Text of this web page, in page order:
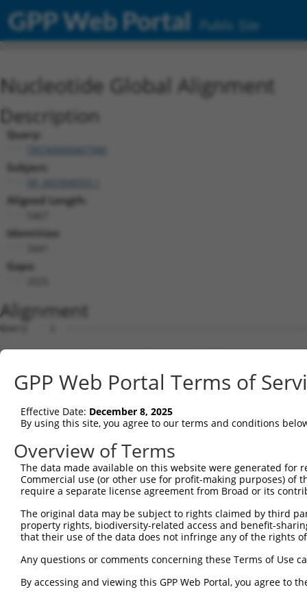
GPP Web Portal Public Site
Nucleotide Global Alignment
Description
Query:
TRCN0000467940
Subject:
Aligned Length:
Identities:
Gaps:
Alignment
Query    1  --------------------------------------------------------------------------  0
                                                                                      
Sbjct    1  ACTATATTGAAACATTACAACCATCTTTTGATGGCAACACCCTGAGGACCTCCCTTTTCCAGATGGGGAAACTG  74

Query    1  --------------------------------------------------------------------------  0
                                                                                      
Sbjct   75  AGGCCCAGAATTGCTAAGTGGCTTGCTTGAGTTGACACAGGGAGCTCCAGGACTCACCCTCAGCTGAGCCACCT  148

Query    1  ---------ATGCCTCTGCGCCACTGGGGGATGGCCAGGGGCAGTAAGCCCGTTGGGGATGGAGCCCAGCCCAT  65
                     |||||||||||||||||||||||||||||||||||||||||||||||||||||||||||||||||
Sbjct  149  GCCGGGAGCATGCCTCTGCGCCACTGGGGGATGGCCAGGGGCAGTAAGCCCGTTGGGGATGGAGCCCAGCCCAT  222

Query   66  GGCTGCCATGGGAGGCCTGAAGGTGCTTCTGCACTGGGCTGGTCCAGGCGGCGGGGAGCCCTGGGTCACTTTCA  139
            ||||||||||||||||||||||||||||||||||||||||||||||||||||||||||||||||||||||||||
Sbjct  223  GGCTGCCATGGGAGGCCTGAAGGTGCTTCTGCACTGGGCTGGTCCAGGCGGCGGGGAGCCCTGGGTCACTTTCA  296

Query  140  GTGAGTCATCGCTGACAGCTGAGGAAGTCTGCATCCACATTGCACATAAAGTTGGTATCACTCCTCCTTGCTTC  213
            ||||||||||||||||||||||||||||||||||||||||||||||||||||||||||||||||||||||||||
Sbjct  297  GTGAGTCATCGCTGACAGCTGAGGAAGTCTGCATCCACATTGCACATAAAGTTGGTATCACTCCTCCTTGCTTC  370

Query  214  AATCTCTTTGCCCTCTTCGATGCTCAGGCCCAAGTCTGGTTGCCCCCAAACCACATCCTAGAGATCCCCAGAGA  287
            ||||||||||||||||||||||||||||||||||||||||||||||||||||||||||||||||||||||||||
Sbjct  371  AATCTCTTTGCCCTCTTCGATGCTCAGGCCCAAGTCTGGTTGCCCCCAAACCACATCCTAGAGATCCCCAGAGA  444

Query  288  TGCAAGCCTGATGCTATATTTCCGCATAAGGTTTTATTTCCGGAACTGGCATGGCATGAATCCTCGGGAACCGG  361
            ||||||||||||||||||||||||||||||||||||||||||||||||||||||||||||||||||||||||||
Sbjct  445  TGCAAGCCTGATGCTATATTTCCGCATAAGGTTTTATTTCCGGAACTGGCATGGCATGAATCCTCGGGAACCGG  518

Query  362  CTGTGTACCGTTGTGGGCCCCCAGGAACCGAGGCATCCTCAGATCAGACAGCACAGGGGATGCAACTCCTGGAC  435
            ||||||||||||||||||||||||||||||||||||||||||||||||||||||||||||||||||||||||||
Sbjct  519  CTGTGTACCGTTGTGGGCCCCCAGGAACCGAGGCATCCTCAGATCAGACAGCACAGGGGATGCAACTCCTGGAC  592

Query  436  CCAGCCTCATTTGAGTACCTCTTTGAGCAGGGCAAGCATGAGTTTGTGAATGACGTGGCATCACTGTGGGAGCT  509
            ||||||||||||||||||||||||||||||||||||||||||||||||||||||||||||||||||||||||||
Sbjct  593  CCAGCCTCATTTGAGTACCTCTTTGAGCAGGGCAAGCATGAGTTTGTGAATGACGTGGCATCACTGTGGGAGCT  666

Query  510  GTCGACCGAGGAGGAGATCCACCACTTTAAGAATGAGAGCCTGGGCATGGCCTTTCTGCACCTCTGTCACCTCG  583
            ||||||||||||||||||||||||||||||||||||||||||||||||||||||||||||||||||||||||||
Sbjct  667  GTCGACCGAGGAGGAGATCCACCACTTTAAGAATGAGAGCCTGGGCATGGCCTTTCTGCACCTCTGTCACCTCG  740

Query  584  CTCTCCGCCATGGCATCCCCCTGGAGGAGGTGGCCAAGAAGACCAGCTTCAAGGACTGCATCCCGCGCTCCTTC  657
            ||||||||||||||||||||||||||||||||||||||||||||||||||||||||||||||||||||||||||
Sbjct  741  CTCTCCGCCATGGCATCCCCCTGGAGGAGGTGGCCAAGAAGACCAGCTTCAAGGACTGCATCCCGCGCTCCTTC  814

Query  658  CGCCGGCATATCCGGCAGCACAGCGCCCTGACCCGGCTGCGCCTTCGGAACGTCTTCCGCAGGTTCCTGCGGGA  731
            ||||||||||||||||||||||||||||||||||||||||||||||||||||||||||||||||||||||||||
Sbjct  815  CGCCGGCATATCCGGCAGCACAGCGCCCTGACCCGGCTGCGCCTTCGGAACGTCTTCCGCAGGTTCCTGCGGGA  888

Query  732  CTTCCAGCCGGGCCGACTCTCCCAGCAGATGGTCATGGTCAAATACCTAGCCACACTCGAGCGGCTGGCACCCC  805
            ||||||||||||||||||||||||||||||||||||||||||||||||||||||||||||||||||||||||||
Sbjct  889  CTTCCAGCCGGGCCGACTCTCCCAGCAGATGGTCATGGTCAAATACCTAGCCACACTCGAGCGGCTGGCACCCC  962

Query  806  GCTTCGGCACAGAGCGTGTGCCCGTGTGCCACCTGAGGCTGCTGGCCCAGGCCGAGGGGGAGCCCTGCTACATC  879
            ||||||||||||||||||||||||||||||||||||||||||||||||||||||||||||||||||||||||||
Sbjct  963  GCTTCGGCACAGAGCGTGTGCCCGTGTGCCACCTGAGGCTGCTGGCCCAGGCCGAGGGGGAGCCCTGCTACATC  1036

Query  880  CGGGACAGTGGGGTGGCCCCTACAGACCCTGGCCCTGAGTCTGCTGCTGGGCCCCCAACCCACGAGGTGCTGGT  953
            ||||||||||||||||||||||||||||||||||||||||||||||||||||||||||||||||||||||||||
Sbjct 1037  CGGGACAGTGGGGTGGCCCCTACAGACCCTGGCCCTGAGTCTGCTGCTGGGCCCCCAACCCACGAGGTGCTGGT  1110

Query  954  GACAGGCACTGGTGGCATCCAGTGGTGGCCAGTAGAGGAGGAGGTGAACAAGGAGGAGGGTTCTAGTGGCAGCA  1027
            ||||||||||||||||||||||||||||||||||||||||||||||||||||||||||||||||||||||||||
Sbjct 1111  GACAGGCACTGGTGGCATCCAGTGGTGGCCAGTAGAGGAGGAGGTGAACAAGGAGGAGGGTTCTAGTGGCAGCA  1184

Query 1028  GTGGCAGGAACCCCCAAGCCAGCCTGTTTGGGAAGAAGGCCAAGGCTCACAAGGCAGTCGGCCAGCCGGCAGAC  1101
            ||||||||||||||||||||||||||||||||||||||||||||||||||||||||||||||||||||||||||
Sbjct 1185  GTGGCAGGAACCCCCAAGCCAGCCTGTTTGGGAAGAAGGCCAAGGCTCACAAGGCAGTCGGCCAGCCGGCAGAC  1258

Query 1102  AGGCCGCGGGAGCCACTGTGGGCCTACTTCTGTGACTTCCGGGACATCACCCACGTGGTGCTGAAAGAGCACTG  1175
            ||||||||||||||||||||||||||||||||||||||||||||||||||||||||||||||||||||||||||
Sbjct 1259  AGGCCGCGGGAGCCACTGTGGGCCTACTTCTGTGACTTCCGGGACATCACCCACGTGGTGCTGAAAGAGCACTG  1332

Query 1176  TGTCAGCATCCACCGGCAGGACAACAAGTGCCTGGAGCTGAGCTTGCCTTCCCGGGCTGCGGCGCTGTCCTTCG  1249
            ||||||||||||||||||||||||||||||||||||||||||||||||||||||||||||||||||||||||||
Sbjct 1333  TGTCAGCATCCACCGGCAGGACAACAAGTGCCTGGAGCTGAGCTTGCCTTCCCGGGCTGCGGCGCTGTCCTTCG  1406

Query 1250  TGTCGCTGGTGGACGGCTATTTCCGCCTGACGGCCGACTCCAGCCACTACCTGTGCCACGAGGTGGCTCCCCCA  1323
            ||||||||||||||||||||||||||||||||||||||||||||||||||||||||||||||||||||||||||
Sbjct 1407  TGTCGCTGGTGGACGGCTATTTCCGCCTGACGGCCGACTCCAGCCACTACCTGTGCCACGAGGTGGCTCCCCCA  1480

Query 1324  CGGCTGGTGATGAGCATCCGGGATGGGATCCACGGACCCCTGCTGGAGCCATTTGTGCAGGCCAAGCTGCGGCC  1397
            ||||||||||||||||||||||||||||||||||||||||||||||||||||||||||||||||||||||||||
Sbjct 1481  CGGCTGGTGATGAGCATCCGGGATGGGATCCACGGACCCCTGCTGGAGCCATTTGTGCAGGCCAAGCTGCGGCC  1554

Query 1398  CGAGGACGGCCTGTACCTCATTCACTGGAGCACCAGCCACCCCTACCGCCTGATCCTCACAGTGGCCCAGCGTA  1471
            ||||||||||||||||||||||||||||||||||||||||||||||||||||||||||||||||||||||||||
Sbjct 1555  CGAGGACGGCCTGTACCTCATTCACTGGAGCACCAGCCACCCCTACCGCCTGATCCTCACAGTGGCCCAGCGTA  1628

Query 1472
GPP Web Portal Terms of
Effective Date: December 8, 2025
By using this site, you agree to our terms and conditions
Overview of Terms
The data made available on this website were generated
Commercial use (or other use for profit-making purposes) of
require a separate license agreement from Broad or its
The original data may be subject to rights claimed by third
property rights, biodiversity-related access and benefit-
that their use of the data does not infringe any of the rights
Any questions or comments concerning these Terms of Use
By accessing and viewing this GPP Web Portal, you agree to